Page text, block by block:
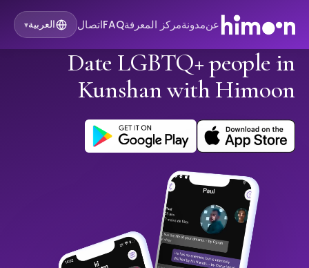
عنمدونةمركز المعرفةFAQاتصال العربية▾
Date LGBTQ+ people in
Kunshan with Himoon